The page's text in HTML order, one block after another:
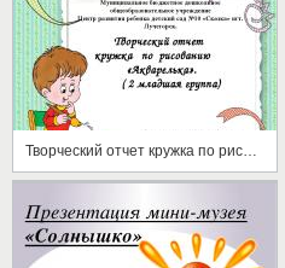
Творческий отчет кружка по рисованию «Акварелька». ( 2 младшая группа)